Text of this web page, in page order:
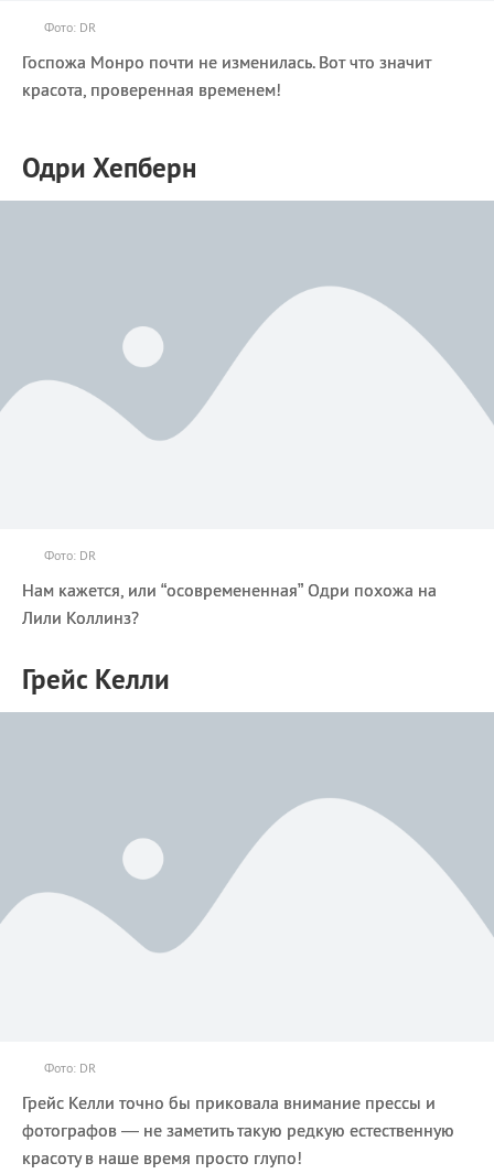
Фото: DR
Госпожа Монро почти не изменилась. Вот что значит
красота, проверенная временем!
Одри Хепберн
Фото: DR
Нам кажется, или “осовремененная” Одри похожа на
Лили Коллинз?
Грейс Келли
Фото: DR
Грейс Келли точно бы приковала внимание прессы и
фотографов — не заметить такую редкую естественную
красоту в наше время просто глупо!